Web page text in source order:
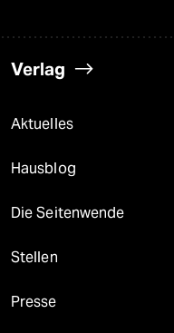
Verlag
Aktuelles
Hausblog
Die Seitenwende
Stellen
Presse